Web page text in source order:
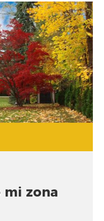
mi zona